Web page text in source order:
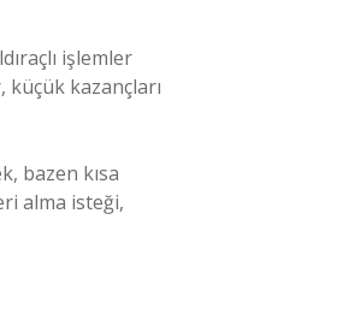
işlemler
küçük kazançları
bazen kısa
alma isteği,